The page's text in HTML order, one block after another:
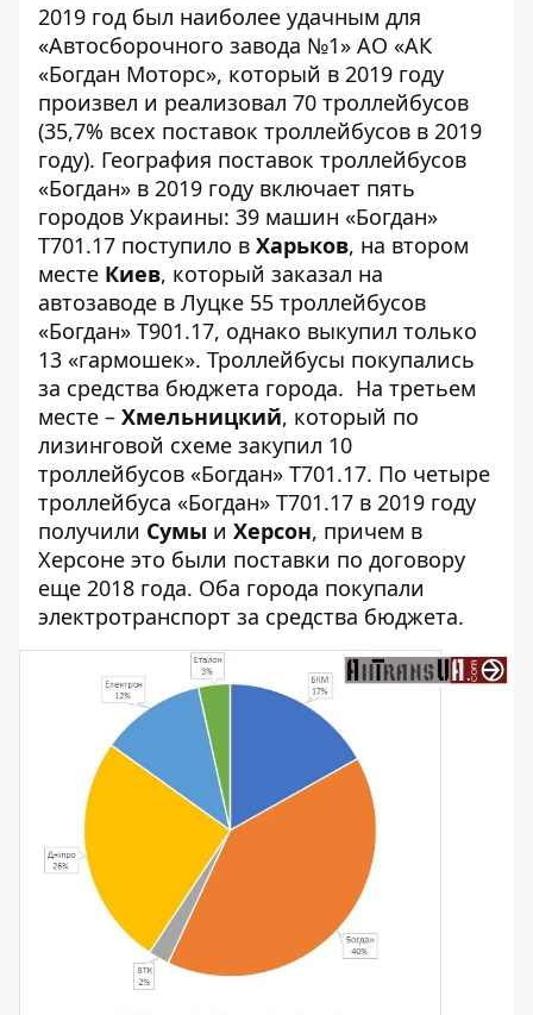
2019 год был наиболее удачным для
«Автосборочного завода №1» АО «АК
«Богдан Моторс», который в 2019 году
произвел и реализовал 70 троллейбусов
(35,7% всех поставок троллейбусов в 2019
году). География поставок троллейбусов
«Богдан» в 2019 году включает пять
городов Украины: 39 машин «Богдан»
Т701.17 поступило в Харьков, на втором
месте Киев, который заказал на
автозаводе в Луцке 55 троллейбусов
«Богдан» Т901.17, однако выкупил только
13 «гармошек». Троллейбусы покупались
за средства бюджета города. На третьем
месте – Хмельницкий, который по
лизинговой схеме закупил 10
троллейбусов «Богдан» Т701.17. По четыре
троллейбуса «Богдан» Т701.17 в 2019 году
получили Сумы и Херсон, причем в
Херсоне это были поставки по договору
еще 2018 года. Оба города покупали
электротранспорт за средства бюджета.